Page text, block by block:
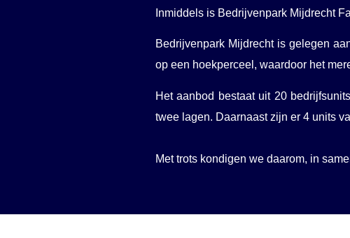
Inmiddels is Bedrijvenpark Mijdrecht
Bedrijvenpark Mijdrecht is gelegen
op een hoekperceel, waardoor het
Het aanbod bestaat uit 20
twee lagen. Daarnaast zijn er 4 units
​Met trots kondigen we daarom, in